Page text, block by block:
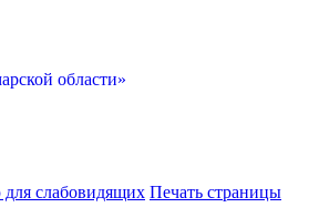
области»
слабовидящих Печать страницы